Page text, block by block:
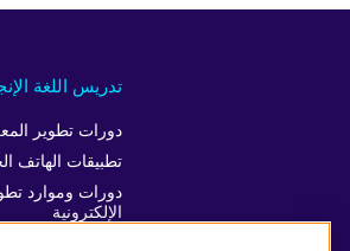
تدريس اللغة
دورات تطوير
تطبيقات الهاتف
دورات وموارد
الإلكترونية